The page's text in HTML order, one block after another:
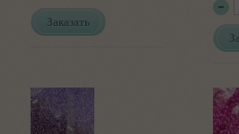
Заказать